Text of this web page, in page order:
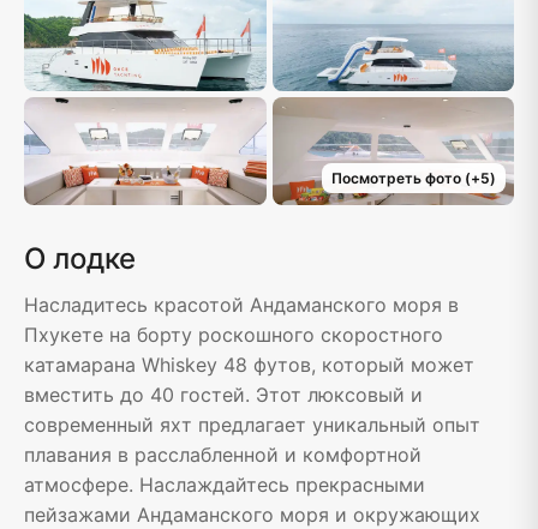
Посмотреть фото(+5)
О лодке
Насладитесь красотой Андаманского моря в
Пхукете на борту роскошного скоростного
катамарана Whiskey 48 футов, который может
вместить до 40 гостей. Этот люксовый и
современный яхт предлагает уникальный опыт
плавания в расслабленной и комфортной
атмосфере. Наслаждайтесь прекрасными
пейзажами Андаманского моря и окружающих